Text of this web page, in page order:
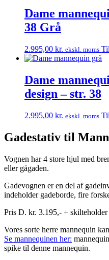
Dame
38 Grå
2.995,00 kr. ekskl. moms
Dame
design – str. 38
2.995,00 kr. ekskl. moms
Gadestativ til
Vognen har 4 store hjul med
eller gågaden.
Gadevognen er en del af
indeholder gadeborde, fire
Pris D. kr. 3.195,- +
Vores sorte herre mannequin
Se mannequinen her:
spike til denne mannequin.